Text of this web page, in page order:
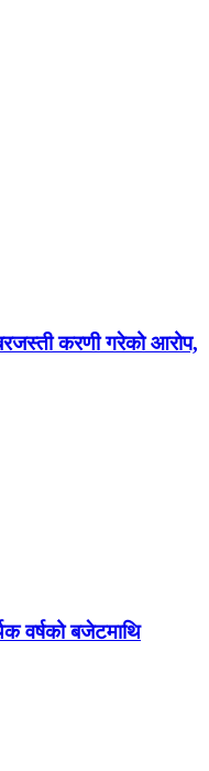
करणी गरेको आरोप,
वर्षको बजेटमाथि